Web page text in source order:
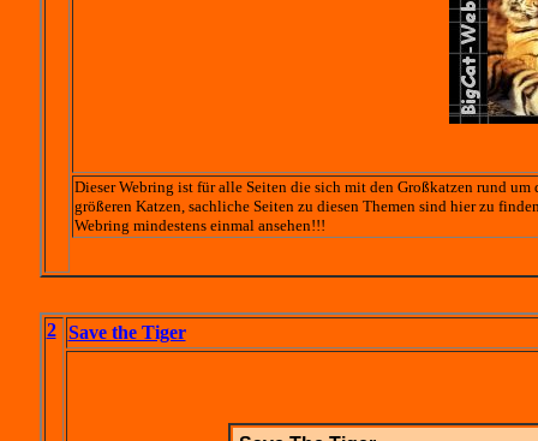
Dieser Webring ist für alle Seiten die sich mit den Großkatzen rund um
größeren Katzen, sachliche Seiten zu diesen Themen sind hier zu
Webring mindestens einmal ansehen!!!
2 Save the Tiger